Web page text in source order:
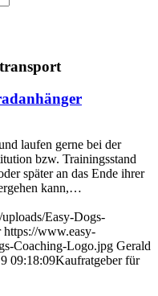
laufen gerne bei der
bzw. Trainingsstand
später an das Ende ihrer
kann,…
Easy-Dogs-
https://www.easy-
Coaching-Logo.jpg Gerald
09:18:09Kaufratgeber für